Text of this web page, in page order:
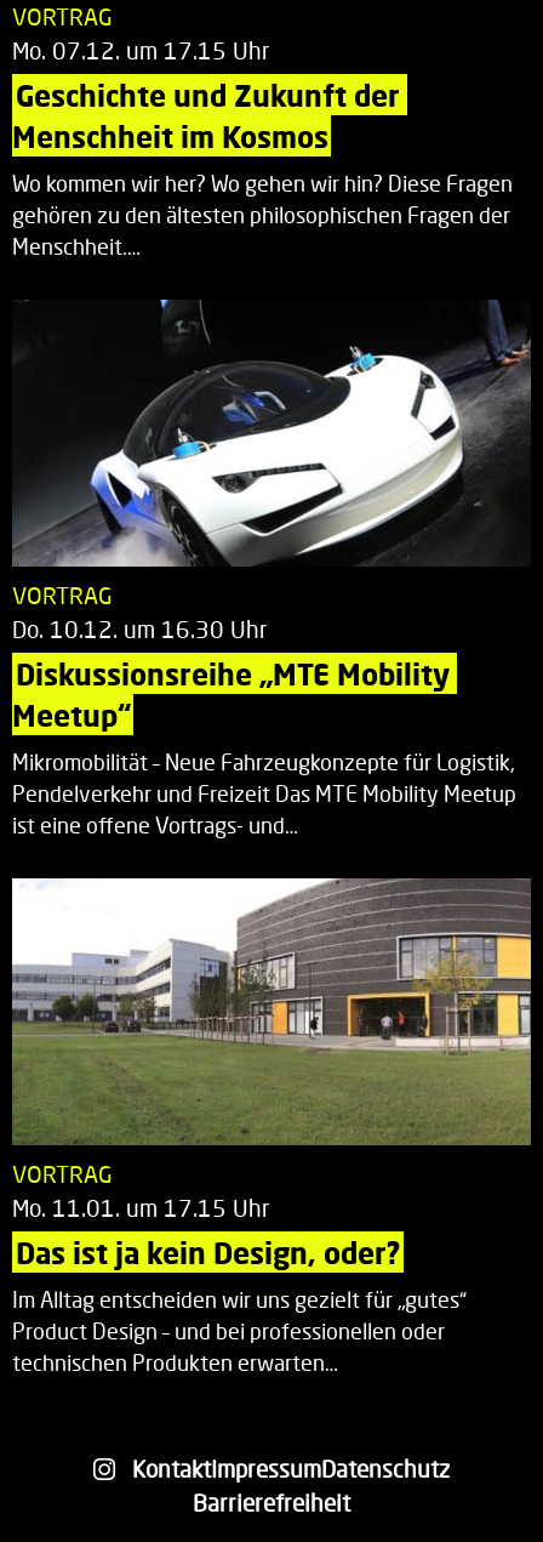
VORTRAG
Mo. 07.12. um 17.15 Uhr
Geschichte und Zukunft der
Menschheit im Kosmos
Wo kommen wir her? Wo gehen wir hin? Diese Fragen
gehören zu den ältesten philosophischen Fragen der
Menschheit.…
VORTRAG
Do. 10.12. um 16.30 Uhr
Diskussionsreihe „MTE Mobility
Meetup“
Mikromobilität – Neue Fahrzeugkonzepte für Logistik,
Pendelverkehr und Freizeit Das MTE Mobility Meetup
ist eine offene Vortrags- und…
VORTRAG
Mo. 11.01. um 17.15 Uhr
Das ist ja kein Design, oder?
Im Alltag entscheiden wir uns gezielt für „gutes“
Product Design – und bei professionellen oder
technischen Produkten erwarten…
KontaktImpressumDatenschutz
Barrierefreiheit